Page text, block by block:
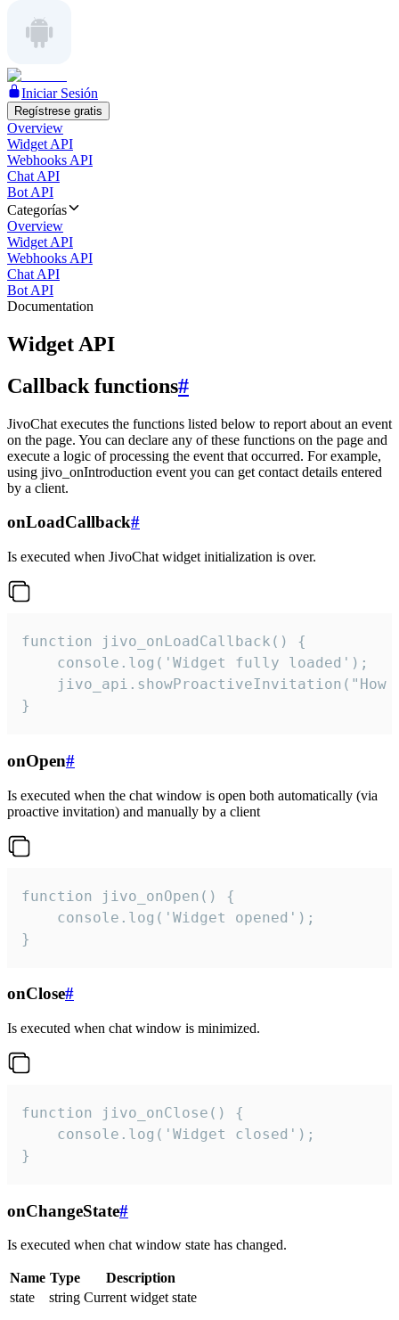
Iniciar Sesión
Regístrese gratis
Overview
Widget API
Webhooks API
Chat API
Bot API
Categorías
Overview
Widget API
Webhooks API
Chat API
Bot API
Documentation
Widget API
Callback functions#
JivoChat executes the functions listed below to report about an event
on the page. You can declare any of these functions on the page and
execute a logic of processing the event that occurred. For example,
using jivo_onIntroduction event you can get contact details entered
by a client.
onLoadCallback#
Is executed when JivoChat widget initialization is over.
function jivo_onLoadCallback() {
    console.log('Widget fully loaded');
jivo_api.showProactiveInvitation("How
}
onOpen#
Is executed when the chat window is open both automatically (via
proactive invitation) and manually by a client
function jivo_onOpen() {
    console.log('Widget opened');
}
onClose#
Is executed when chat window is minimized.
function jivo_onClose() {
    console.log('Widget closed');
}
onChangeState#
Is executed when chat window state has changed.
Name Type
Description
state
string Current widget state